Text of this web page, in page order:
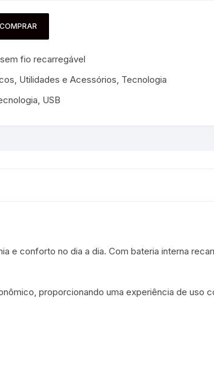
COMPRAR
fio recarregável
Utilidades e Acessórios, Tecnologia
, USB
e conforto no dia a dia. Com bateria interna
proporcionando uma experiência de uso